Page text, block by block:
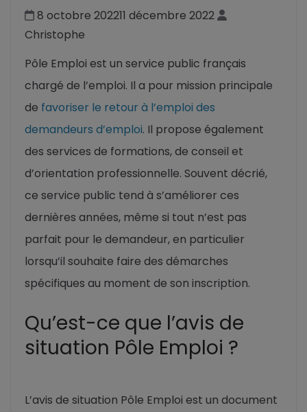
8 octobre 202211 décembre 2022
Christophe
Pôle Emploi est un service public français
chargé de l’emploi. Il a pour mission principale
de favoriser le retour à l’emploi des
demandeurs d’emploi. Il propose également
des services de formations, de conseil et
d’orientation professionnelle. Souvent décrié,
ce service public tend à s’améliorer ces
dernières années, même si tout n’est pas
parfait pour le demandeur, en particulier
lorsqu’il souhaite faire des démarches
spécifiques au moment de son inscription.
Qu’est-ce que l’avis de
situation Pôle Emploi ?
L’avis de situation Pôle Emploi est un document